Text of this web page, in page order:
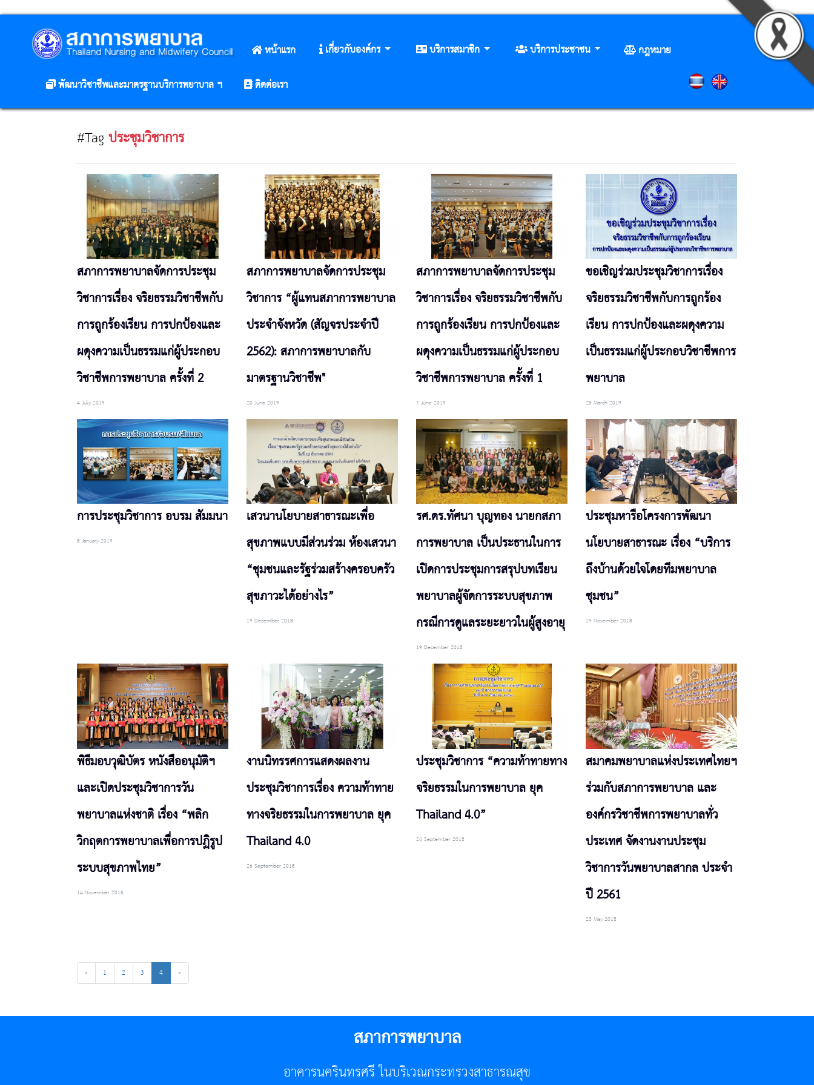
หน้าแรก เกี่ยวกับองค์กร บริการสมาชิก บริการประชาชน
กฎหมาย
พัฒนาวิชาชีพและมาตรฐานบริการพยาบาล ฯ
ติดต่อเรา
#Tagประชุมวิชาการ
สภาการพยาบาลจัดการประชุม
วิชาการเรื่อง จริยธรรมวิชาชีพกับ
การถูกร้องเรียน การปกป้องและ
ผดุงความเป็นธรรมแก่ผู้ประกอบ
วิชาชีพการพยาบาล ครั้งที่ 2
4 July 2019
สภาการพยาบาลจัดการประชุม
วิชาการ “ผู้แทนสภาการพยาบาล
ประจำจังหวัด (สัญจรประจำปี
2562): สภาการพยาบาลกับ
มาตรฐานวิชาชีพ"
20 June 2019
สภาการพยาบาลจัดการประชุม
วิชาการเรื่อง จริยธรรมวิชาชีพกับ
การถูกร้องเรียน การปกป้องและ
ผดุงความเป็นธรรมแก่ผู้ประกอบ
วิชาชีพการพยาบาล ครั้งที่ 1
7 June 2019
ขอเชิญร่วมประชุมวิชาการเรื่อง
จริยธรรมวิชาชีพกับการถูกร้อง
เรียน การปกป้องและผดุงความ
เป็นธรรมแก่ผู้ประกอบวิชาชีพการ
พยาบาล
25 March 2019
การประชุมวิชาการ อบรม สัมมนา
8 January 2019
เสวนานโยบายสาธารณะเพื่อ
สุขภาพแบบมีส่วนร่วม ห้องเสวนา
“ชุมชนและรัฐร่วมสร้างครอบครัว
สุขภาวะได้อย่างไร”
19 December 2018
รศ.ดร.ทัศนา บุญทอง นายกสภา
การพยาบาล เป็นประธานในการ
เปิดการประชุมการสรุปบทเรียน
พยาบาลผู้จัดการระบบสุขภาพ
กรณีการดูแลระยะยาวในผู้สูงอายุ
19 December 2018
ประชุมหารือโครงการพัฒนา
นโยบายสาธารณะ เรื่อง “บริการ
ถึงบ้านด้วยใจโดยทีมพยาบาล
ชุมชน”
19 November 2018
พิธีมอบวุฒิบัตร หนังสืออนุมัติฯ
และเปิดประชุมวิชาการวัน
พยาบาลแห่งชาติ เรื่อง “พลิก
วิกฤตการพยาบาลเพื่อการปฏิรูป
ระบบสุขภาพไทย”
14 November 2018
งานนิทรรศการแสดงผลงาน
ประชุมวิชาการเรื่อง ความท้าทาย
ทางจริยธรรมในการพยาบาล ยุค
Thailand 4.0
26 September 2018
ประชุมวิชาการ “ความท้าทายทาง
จริยธรรมในการพยาบาล ยุค
Thailand 4.0”
24 September 2018
สมาคมพยาบาลแห่งประเทศไทยฯ
ร่วมกับสภาการพยาบาล และ
องค์กรวิชาชีพการพยาบาลทั่ว
ประเทศ จัดงานงานประชุม
วิชาการวันพยาบาลสากล ประจำ
ปี 2561
23 May 2018
« 1 2 3 4 »
สภาการพยาบาล
อาคารนครินทรศรี ในบริเวณกระทรวงสาธารณสุข